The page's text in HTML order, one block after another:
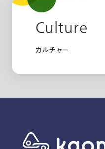
Culture
カルチャー